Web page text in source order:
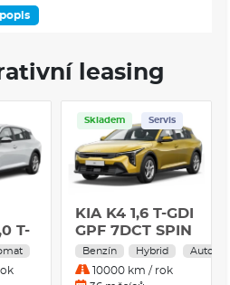
Services, Kia Connect, DAB,
a centrální zamykání s
leasing
T-
Skladem Servis
KIA K4 1,6 T-GDI
GPF 7DCT SPIN
Benzín Hybrid Automat
10000 km / rok